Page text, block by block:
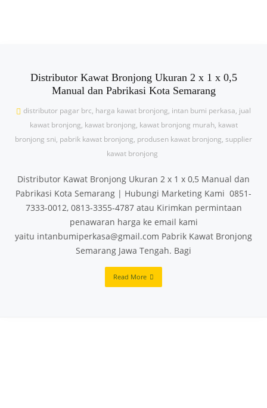
Distributor Kawat Bronjong Ukuran 2 x 1 x 0,5
Manual dan Pabrikasi Kota Semarang
distributor pagar brc, harga kawat bronjong, intan bumi perkasa, jual
kawat bronjong, kawat bronjong, kawat bronjong murah, kawat
bronjong sni, pabrik kawat bronjong, produsen kawat bronjong, supplier
kawat bronjong
Distributor Kawat Bronjong Ukuran 2 x 1 x 0,5 Manual dan
Pabrikasi Kota Semarang | Hubungi Marketing Kami 0851-
7333-0012, 0813-3355-4787 atau Kirimkan permintaan
penawaran harga ke email kami
yaitu intanbumiperkasa@gmail.com Pabrik Kawat Bronjong
Semarang Jawa Tengah. Bagi
Read More